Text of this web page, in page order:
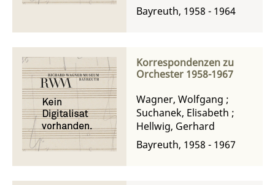
Bayreuth, 1958 - 1964
Korrespondenzen zu
Orchester 1958-1967
Wagner, Wolfgang ;
Suchanek, Elisabeth ;
Hellwig, Gerhard
Bayreuth, 1958 - 1967